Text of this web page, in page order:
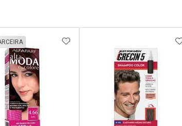
FAVORITOSADICIONAR AOS FAVORITOS